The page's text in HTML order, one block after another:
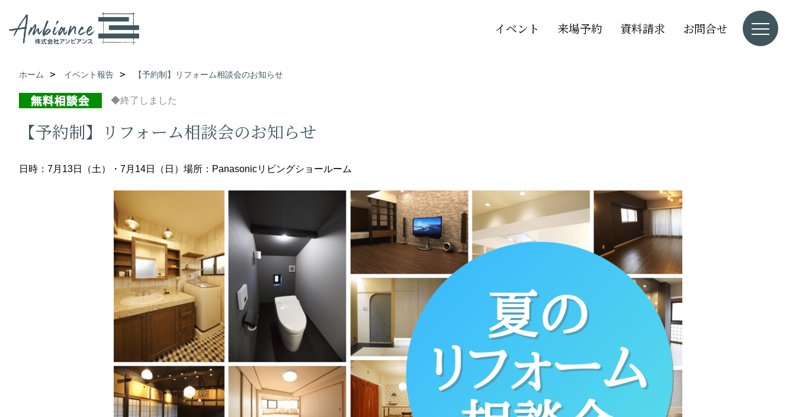
イベント 来場予約 資料請求 お問合せ
ホーム イベント報告 【予約制】リフォーム相談会のお知らせ
◆終了しました
【予約制】リフォーム相談会のお知らせ
日時：7月13日（土）・7月14日（日） 場所：Panasonicリビングショールーム